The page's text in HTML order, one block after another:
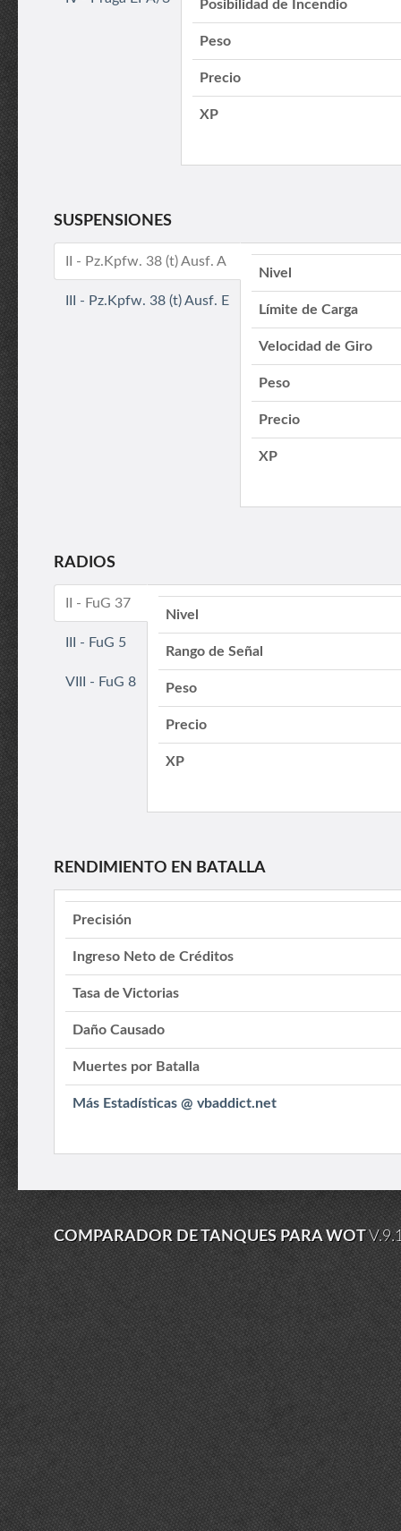
Posibilidad de Incendio
Peso
Precio
XP
SUSPENSIONES
II - Pz.Kpfw. 38 (t) Ausf. A
III - Pz.Kpfw. 38 (t) Ausf. E
Nivel
Límite de Carga
Velocidad de Giro
Peso
Precio
XP
RADIOS
II - FuG 37
III - FuG 5
VIII - FuG 8
Nivel
Rango de Señal
Peso
Precio
XP
RENDIMIENTO EN BATALLA
Precisión
Ingreso Neto de Créditos
Tasa de Victorias
Daño Causado
Muertes por Batalla
Más Estadísticas @ vbaddict.net
COMPARADOR DE TANQUES PARA WOT